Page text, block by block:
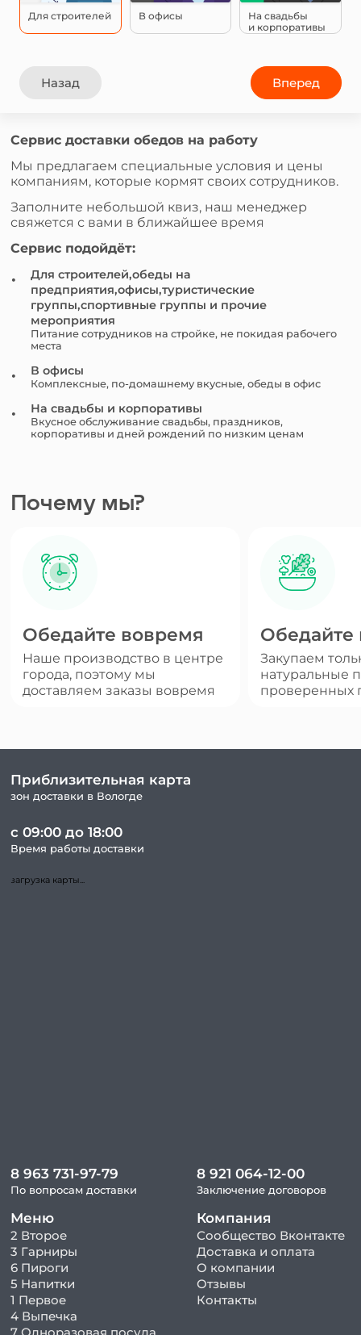
Для строителей В офисы
На свадьбы
и корпоративы
Назад Вперед
Сервис доставки обедов на работу
Мы предлагаем специальные условия и цены
компаниям, которые кормят своих сотрудников.
Заполните небольшой квиз, наш менеджер
свяжется с вами в ближайшее время
Сервис подойдёт:
Для строителей,обеды на
предприятия,офисы,туристические
группы,спортивные группы и прочие
мероприятия
Питание сотрудников на стройке, не покидая рабочего
места
В офисы
Комплексные, по-домашнему вкусные, обеды в офис
На свадьбы и корпоративы
Вкусное обслуживание свадьбы, праздников,
корпоративы и дней рождений по низким ценам
Почему мы?
Обедайте вовремя
Наше производство в центре
города, поэтому мы
доставляем заказы вовремя
Обедайте
Закупаем
натуральные
проверенных
Приблизительная карта
зон доставки в Вологде
с 09:00 до 18:00
Время работы доставки
загрузка карты...
8 963 731-97-79
По вопросам доставки
Меню
2 Второе
3 Гарниры
6 Пироги
5 Напитки
1 Первое
4 Выпечка
8 921 064-12-00
Заключение договоров
Компания
Сообщество Вконтакте
Доставка и оплата
О компании
Отзывы
Контакты